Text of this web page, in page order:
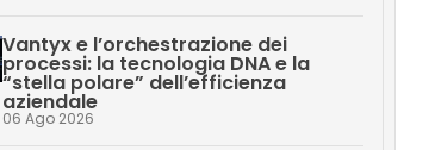
Vantyx e l’orchestrazione dei
processi: la tecnologia DNA e la
“stella polare” dell’efficienza
aziendale
06 Ago 2026